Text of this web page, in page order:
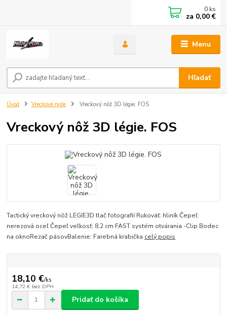
Menu
Hľadať
0 ks
za 0,00 €
Úvod Vreckové nože Vreckový nôž 3D légie. FOS
Vreckový nôž 3D légie. FOS
Tactický vreckový nôž LEGIE3D tlač fotografií Rukoväť: hliník Čepeľ:
nerezová oceľ Čepeľ veľkosť: 8,2 cm FAST systém otvárania -Clip Bodec
na oknoRezač pásovBalenie: Farebná krabička celý popis
18,10 €/ks
14,72 € bez DPH
Pridať do košíka